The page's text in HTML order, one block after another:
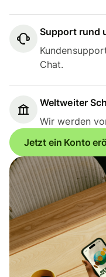
Support rund
Chat.
Weltweiter
Wir werden
Jetzt ein Konto